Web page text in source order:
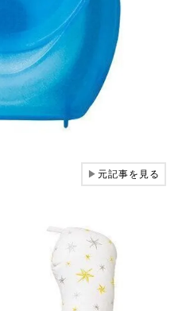
▶元記事を見る